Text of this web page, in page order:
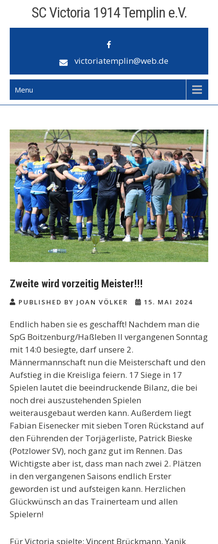
content
SC Victoria 1914 Templin e.V.
victoriatemplin@web.de
Menu
Zweite wird vorzeitig Meister!!!
PUBLISHED BY JOAN VÖLKER 15. MAI 2024
Endlich haben sie es geschafft! Nachdem man die
SpG Boitzenburg/Haßleben II vergangenen Sonntag
mit 14:0 besiegte, darf unsere 2.
Männermannschaft nun die Meisterschaft und den
Aufstieg in die Kreisliga feiern. 17 Siege in 17
Spielen lautet die beeindruckende Bilanz, die bei
noch drei auszustehenden Spielen
weiterausgebaut werden kann. Außerdem liegt
Fabian Eisenecker mit sieben Toren Rückstand auf
den Führenden der Torjägerliste, Patrick Bieske
(Potzlower SV), noch ganz gut im Rennen. Das
Wichtigste aber ist, dass man nach zwei 2. Plätzen
in den vergangenen Saisons endlich Erster
geworden ist und aufsteigen kann. Herzlichen
Glückwünsch an das Trainerteam und allen
Spielern!
Für Victoria spielte: Vincent Brückmann, Yanik